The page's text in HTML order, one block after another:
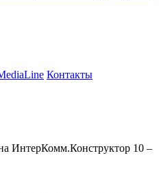
Контакты
ИнтерКомм.Конструктор 10 –